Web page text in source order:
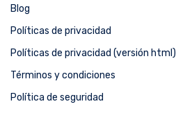
Blog
Políticas de privacidad
Políticas de privacidad (versión html)
Términos y condiciones
Política de seguridad